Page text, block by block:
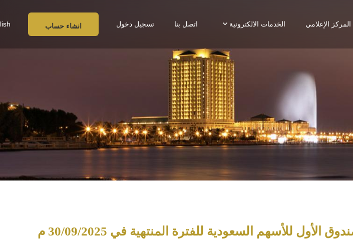
المركز الإعلامي الخدمات الالكترونية اتصل بنا تسجيل دخول انشاء حساب
للأسهم السعودية للفترة المنتهية في 30/09/2025 م